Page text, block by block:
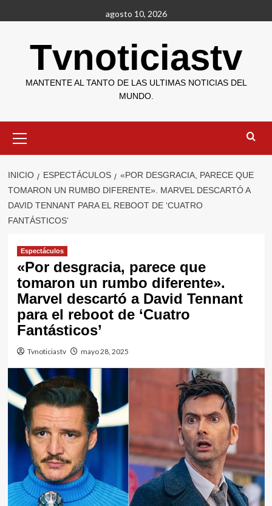
al
agosto 10, 2026
Tvnoticiastv
MANTENTE AL TANTO DE LAS ULTIMAS NOTICIAS DEL
MUNDO.
primario
INICIO ESPECTÁCULOS
«POR DESGRACIA, PARECE QUE
TOMARON UN RUMBO DIFERENTE». MARVEL DESCARTÓ A
DAVID TENNANT PARA EL REBOOT DE ‘CUATRO
FANTÁSTICOS’
Espectáculos
«Por desgracia, parece que
tomaron un rumbo diferente».
Marvel descartó a David Tennant
para el reboot de ‘Cuatro
Fantásticos’
Tvnoticiastv mayo 28, 2025